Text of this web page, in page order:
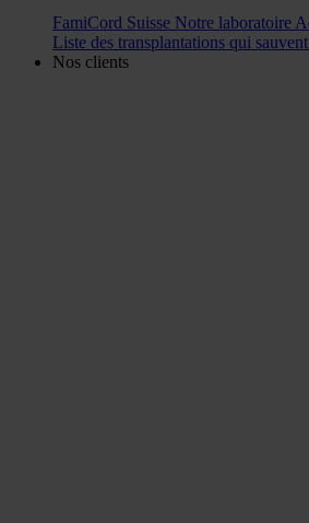
FamiCord Suisse Notre laboratoire
Liste des transplantations qui
Nos clients